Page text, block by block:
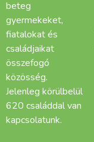
beteg
gyermekeket,
fiatalokat és
családjaikat
összefogó
közösség.
Jelenleg körülbelül
620 családdal van
kapcsolatunk.